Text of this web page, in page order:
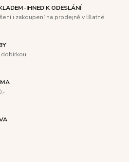
IHNED K ODESLÁNÍ
i zakoupení na prodejně v Blatné